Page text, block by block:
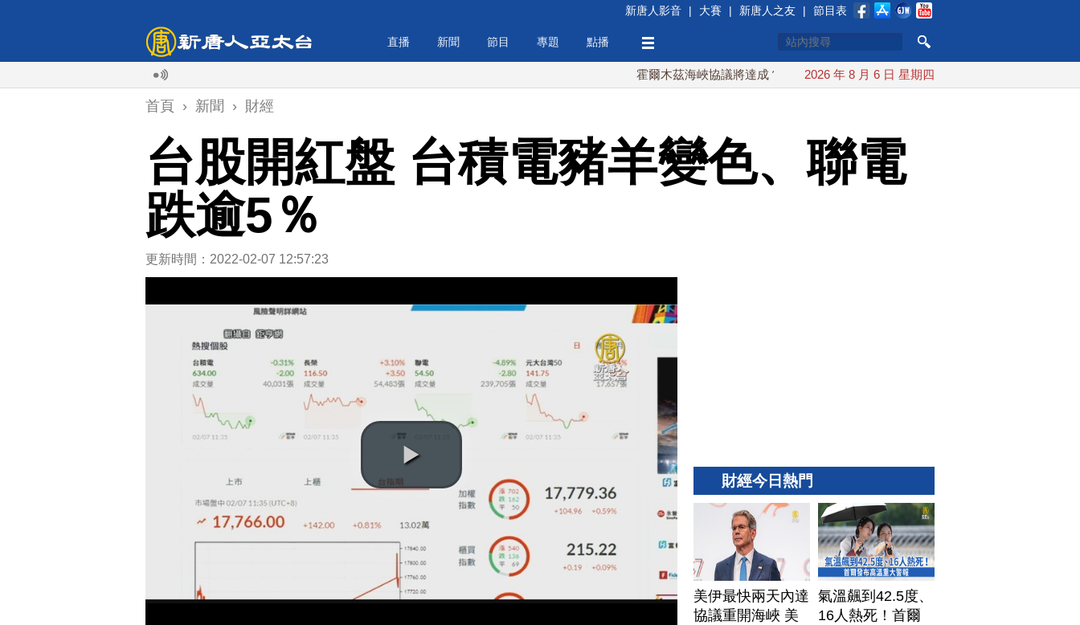
新唐人影音 | 大賽 | 新唐人之友 | 節目表
直播 新聞 節目 專題 點播
霍爾木茲海峽協議將達成？伊朗傳不收通行費 配合漢光 總統賴清德親登雲豹前進圓山
2026 年 8 月 6 日 星期四
首頁 › 新聞 › 財經
台股開紅盤 台積電豬羊變色、聯電
跌逾5％
更新時間：2022-02-07 12:57:23
財經今日熱門
美伊最快兩天內達
協議重開海峽 美
氣溫飆到42.5度、
16人熱死！首爾